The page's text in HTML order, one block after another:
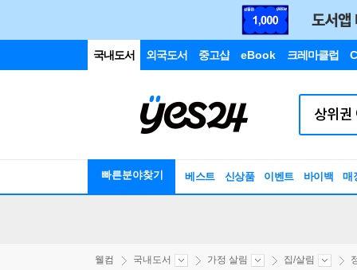
국내도서 외국도서 중고샵 eBook 크레마클럽
빠른분야찾기 베스트 신상품 이벤트 바이백 매
웰컴 국내도서 가정 살림 집/살림